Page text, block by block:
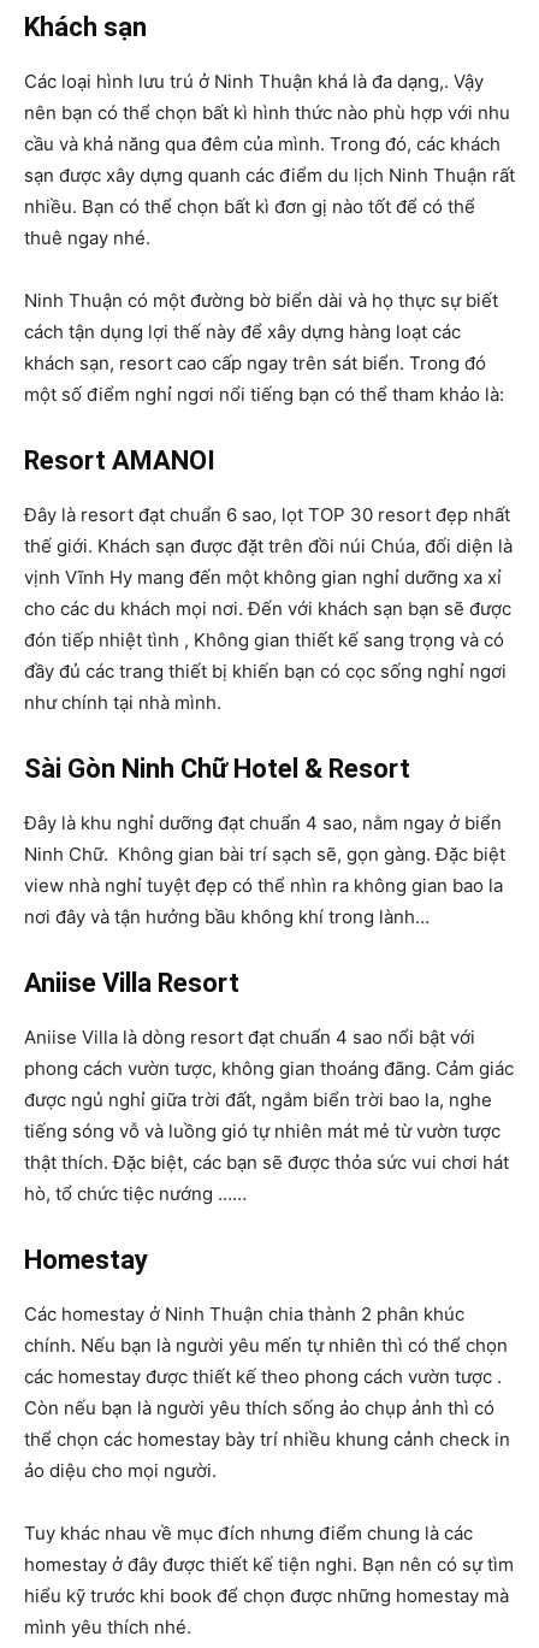
Khách sạn
Các loại hình lưu trú ở Ninh Thuận khá là đa dạng,. Vậy
nên bạn có thể chọn bất kì hình thức nào phù hợp với nhu
cầu và khả năng qua đêm của mình. Trong đó, các khách
sạn được xây dựng quanh các điểm du lịch Ninh Thuận rất
nhiều. Bạn có thể chọn bất kì đơn gị nào tốt để có thể
thuê ngay nhé.
Ninh Thuận có một đường bờ biển dài và họ thực sự biết
cách tận dụng lợi thế này để xây dựng hàng loạt các
khách sạn, resort cao cấp ngay trên sát biển. Trong đó
một số điểm nghỉ ngơi nổi tiếng bạn có thể tham khảo là:
Resort AMANOI
Đây là resort đạt chuẩn 6 sao, lọt TOP 30 resort đẹp nhất
thế giới. Khách sạn được đặt trên đồi núi Chúa, đối diện là
vịnh Vĩnh Hy mang đến một không gian nghỉ dưỡng xa xỉ
cho các du khách mọi nơi. Đến với khách sạn bạn sẽ được
đón tiếp nhiệt tình , Không gian thiết kế sang trọng và có
đầy đủ các trang thiết bị khiến bạn có cọc sống nghỉ ngơi
như chính tại nhà mình.
Sài Gòn Ninh Chữ Hotel & Resort
Đây là khu nghỉ dưỡng đạt chuẩn 4 sao, nằm ngay ở biển
Ninh Chữ. Không gian bài trí sạch sẽ, gọn gàng. Đặc biệt
view nhà nghỉ tuyệt đẹp có thể nhìn ra không gian bao la
nơi đây và tận hưởng bầu không khí trong lành…
Aniise Villa Resort
Aniise Villa là dòng resort đạt chuẩn 4 sao nổi bật với
phong cách vườn tược, không gian thoáng đãng. Cảm giác
được ngủ nghỉ giữa trời đất, ngắm biển trời bao la, nghe
tiếng sóng vỗ và luồng gió tự nhiên mát mẻ từ vườn tược
thật thích. Đặc biệt, các bạn sẽ được thỏa sức vui chơi hát
hò, tổ chức tiệc nướng ……
Homestay
Các homestay ở Ninh Thuận chia thành 2 phân khúc
chính. Nếu bạn là người yêu mến tự nhiên thì có thể chọn
các homestay được thiết kế theo phong cách vườn tược .
Còn nếu bạn là người yêu thích sống ảo chụp ảnh thì có
thể chọn các homestay bày trí nhiều khung cảnh check in
ảo diệu cho mọi người.
Tuy khác nhau về mục đích nhưng điểm chung là các
homestay ở đây được thiết kế tiện nghi. Bạn nên có sự tìm
hiểu kỹ trước khi book để chọn được những homestay mà
mình yêu thích nhé.